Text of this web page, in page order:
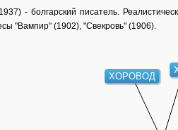
- болгарский писатель.
"Вампир" (1902), "Свекровь" (1906).
ХОРОВОД